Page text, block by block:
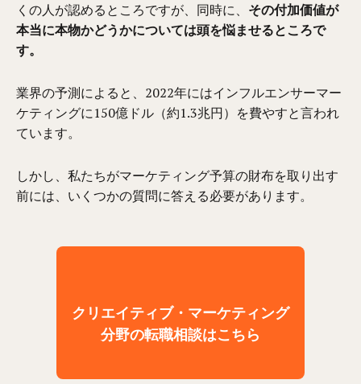
くの人が認めるところですが、同時に、 その付加価値が
本当に本物かどうかについては頭を悩ませるところで
す。
業界の予測によると、2022年にはインフルエンサーマー
ケティングに150億ドル（約1.3兆円）を費やすと言われ
ています。
しかし、私たちがマーケティング予算の財布を取り出す
前には、いくつかの質問に答える必要があります。
クリエイティブ・マーケティング
分野の転職相談はこちら